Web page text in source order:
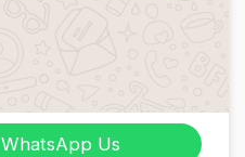
WhatsApp Us